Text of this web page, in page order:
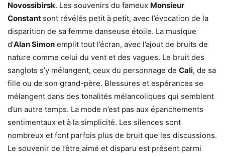
Novossibirsk. Les souvenirs du fameux Monsieur
Constant sont révélés petit à petit, avec l’évocation de la
disparition de sa femme danseuse étoile. La musique
d’Alan Simon emplit tout l’écran, avec l’ajout de bruits de
nature comme celui du vent et des vagues. Le bruit des
sanglots s’y mélangent, ceux du personnage de Cali, de sa
fille ou de son grand-père. Blessures et espérances se
mélangent dans des tonalités mélancoliques qui semblent
d’un autre temps. La mode n’est pas aux épanchements
sentimentaux et à la simplicité. Les silences sont
nombreux et font parfois plus de bruit que les discussions.
Le souvenir de l’être aimé et disparu est présent parmi